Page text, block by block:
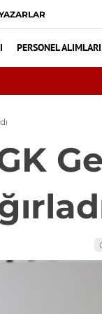
PERSONEL ALIMLARI